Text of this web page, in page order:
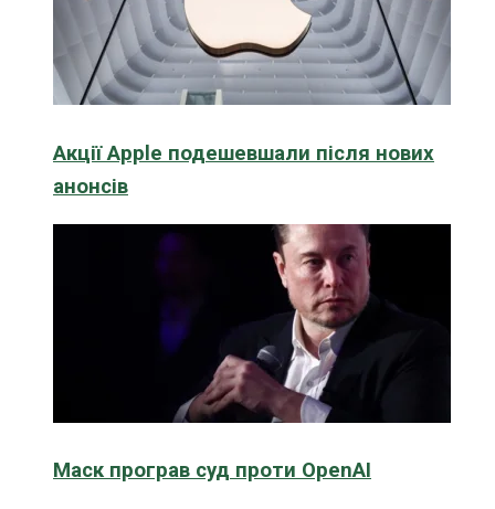
Акції Apple подешевшали після нових
анонсів
Маск програв суд проти OpenAI